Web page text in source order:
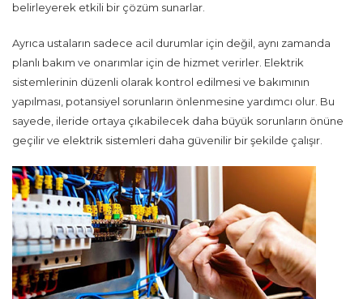
belirleyerek etkili bir çözüm sunarlar.
Ayrıca ustaların sadece acil durumlar için değil, aynı zamanda
planlı bakım ve onarımlar için de hizmet verirler. Elektrik
sistemlerinin düzenli olarak kontrol edilmesi ve bakımının
yapılması, potansiyel sorunların önlenmesine yardımcı olur. Bu
sayede, ileride ortaya çıkabilecek daha büyük sorunların önüne
geçilir ve elektrik sistemleri daha güvenilir bir şekilde çalışır.